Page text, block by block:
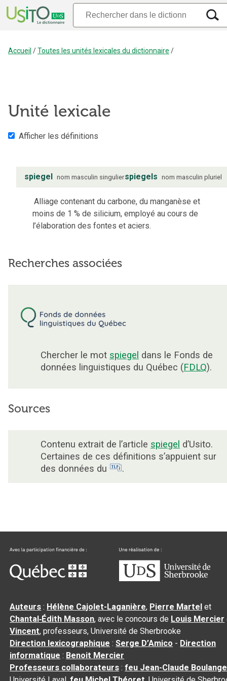
Accueil /Toutes les unités lexicales du dictionnaire /
Unité lexicale
Afficher les définitions
spiegel nom masculin singulierspiegels nom masculin pluriel
Alliage contenant du carbone, du manganèse et
moins de 1 % de silicium, employé au cours de
l’élaboration des fontes et aciers.
Recherches associées
Chercher le mot spiegel dans le Fonds de
données linguistiques du Québec (FDLQ).
Sources
Contenu extrait de l’article spiegel d’Usito.
Certaines de ces définitions s’appuient sur
des données du
.
Auteurs : Hélène Cajolet-Laganière, Pierre Martel et
Chantal‑Édith Masson, avec le concours de Louis Mercier
Vincent, professeurs, Université de Sherbrooke
Direction lexicographique :Serge D’Amico - Direction
informatique : Benoit Mercier
Professeurs collaborateurs :feu Jean-Claude